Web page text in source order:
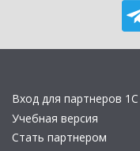
Вход для партнеров 1С
Учебная версия
Стать партнером